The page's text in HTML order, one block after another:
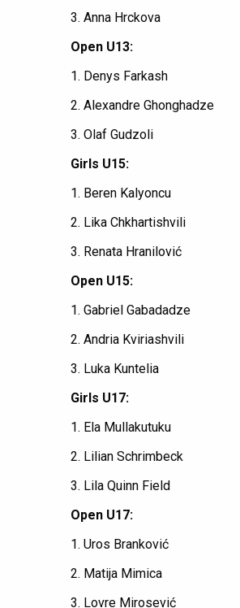
3. Anna Hrckova
Open U13:
1. Denys Farkash
2. Alexandre Ghonghadze
3. Olaf Gudzoli
Girls U15:
1. Beren Kalyoncu
2. Lika Chkhartishvili
3. Renata Hranilović
Open U15:
1. Gabriel Gabadadze
2. Andria Kviriashvili
3. Luka Kuntelia
Girls U17:
1. Ela Mullakutuku
2. Lilian Schrimbeck
3. Lila Quinn Field
Open U17:
1. Uros Branković
2. Matija Mimica
3. Lovre Mirosević